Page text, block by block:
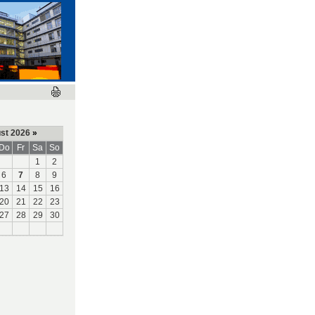
2026 »
Do Fr Sa
So
1
2
6 7 8
9
13 14 15
16
20 21 22
23
27 28 29
30